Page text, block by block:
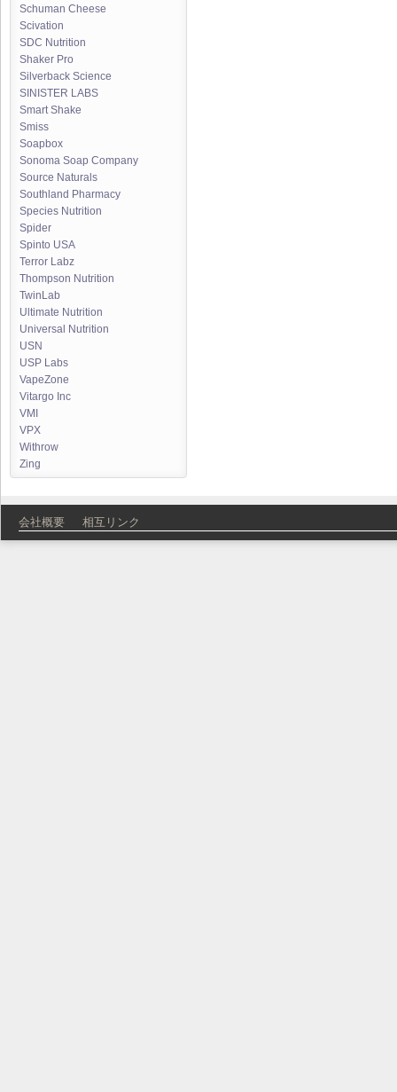
Schuman Cheese
Scivation
SDC Nutrition
Shaker Pro
Silverback Science
SINISTER LABS
Smart Shake
Smiss
Soapbox
Sonoma Soap Company
Source Naturals
Southland Pharmacy
Species Nutrition
Spider
Spinto USA
Terror Labz
Thompson Nutrition
TwinLab
Ultimate Nutrition
Universal Nutrition
USN
USP Labs
VapeZone
Vitargo Inc
VMI
VPX
Withrow
Zing
会社概要 相互リンク